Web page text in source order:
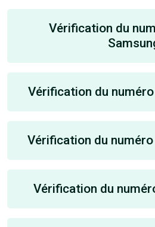
Vérification du
Vérification du
Vérification du numéro
Vérification du